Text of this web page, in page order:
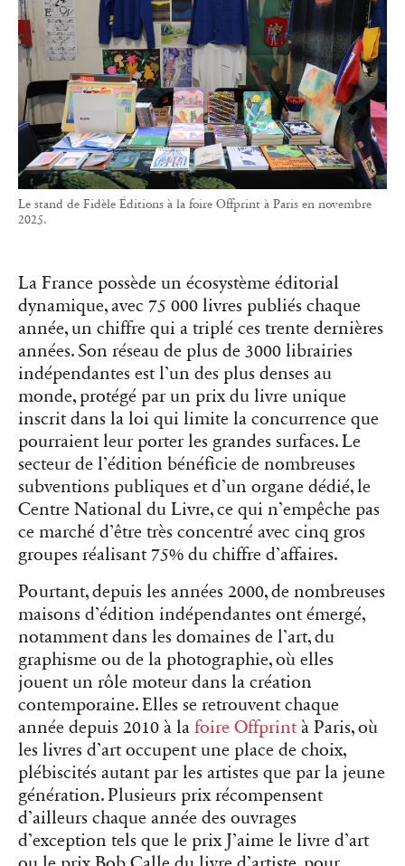
Le stand de Fidèle Éditions à la foire Offprint à Paris en novembre
2025.
La France possède un écosystème éditorial
dynamique, avec 75 000 livres publiés chaque
année, un chiffre qui a triplé ces trente dernières
années. Son réseau de plus de 3000 librairies
indépendantes est l’un des plus denses au
monde, protégé par un prix du livre unique
inscrit dans la loi qui limite la concurrence que
pourraient leur porter les grandes surfaces. Le
secteur de l’édition bénéficie de nombreuses
subventions publiques et d’un organe dédié, le
Centre National du Livre, ce qui n’empêche pas
ce marché d’être très concentré avec cinq gros
groupes réalisant 75% du chiffre d’affaires.
Pourtant, depuis les années 2000, de nombreuses
maisons d’édition indépendantes ont émergé,
notamment dans les domaines de l’art, du
graphisme ou de la photographie, où elles
jouent un rôle moteur dans la création
contemporaine. Elles se retrouvent chaque
année depuis 2010 à la foire Offprintà Paris, où
les livres d’art occupent une place de choix,
plébiscités autant par les artistes que par la jeune
génération. Plusieurs prix récompensent
d’ailleurs chaque année des ouvrages
d’exception tels que le prix J’aime le livre d’art